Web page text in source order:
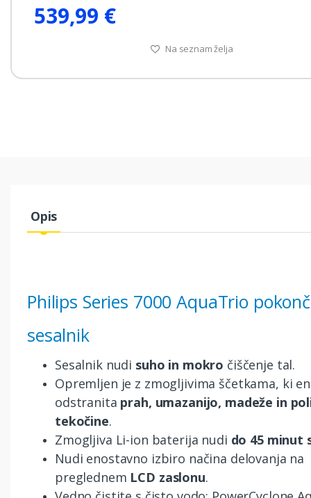
539,99 €
Na seznam želja
Opis
Philips Series 7000 AquaTrio
sesalnik
Sesalnik nudi suho in mokro čiščenje tal.
Opremljen je z zmogljivima ščetkama, ki
odstranita prah, umazanijo, madeže in
tekočine.
Zmogljiva Li-ion baterija nudi do 45 minut
Nudi enostavno izbiro načina delovanja na
preglednem LCD zaslonu.